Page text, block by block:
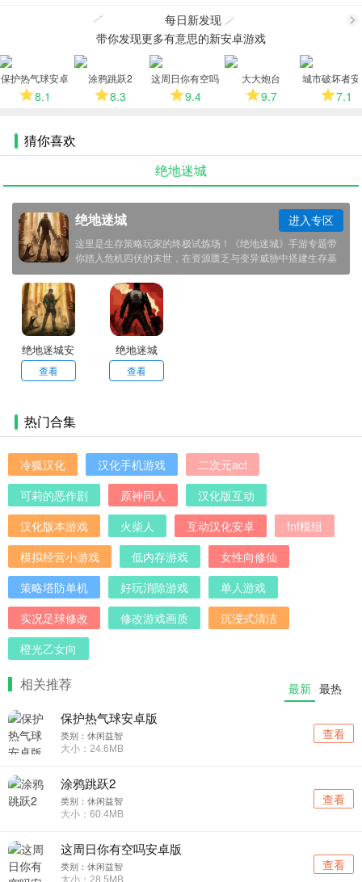
每日新发现
带你发现更多有意思的新安卓游戏
保护热气球安卓
版8.1
涂鸦跳跃2
8.3
这周日你有空吗
安卓版
9.4
大大炮台
9.7
城市破坏者
版7.1
猜你喜欢
绝地迷城
绝地迷城
这里是生存策略玩家的终极试炼场！《绝地迷城》手游专题带
你踏入危机四伏的末世，在资源匮乏与变异威胁中搭建生存基
地、组建精英小队，以智谋与协作突破绝境，书写人类存续的
希望传奇。
进入专区
绝地迷城安
卓版
查看
绝地迷城
查看
热门合集
冷狐汉化 汉化手机游戏
二次元act
可莉的恶作剧
原神同人
汉化版互动
汉化版本游戏
火柴人 互动汉化安卓
fnf模组
模拟经营小游戏
低内存游戏
女性向修仙
策略塔防单机
好玩消除游戏
单人游戏
实况足球修改
修改游戏画质
沉浸式清洁
橙光乙女向
相关推荐 最新 最热
保护热气球安卓版
类别：休闲益智
大小：24.6MB
查看
涂鸦跳跃2
类别：休闲益智
大小：60.4MB
查看
这周日你有空吗安卓版
类别：休闲益智
大小：28.5MB
查看